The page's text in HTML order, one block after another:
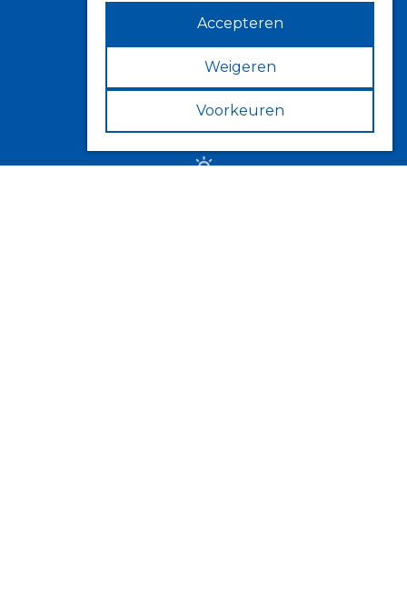
Informatie
Over ons
Tips
Verkooppunten
Accepteren
Weigeren
Voorkeuren